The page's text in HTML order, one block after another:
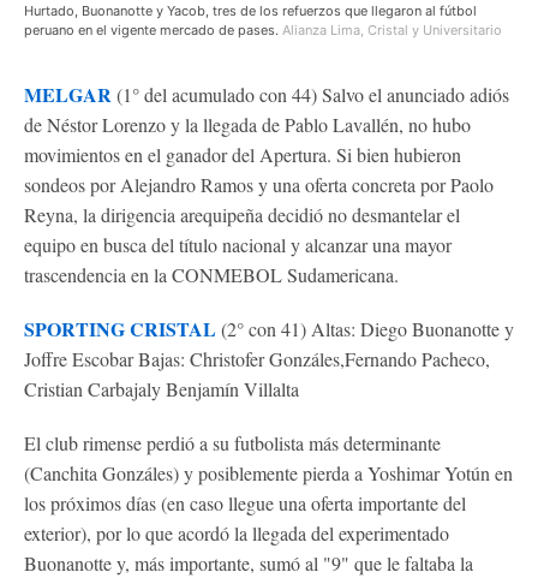
Hurtado, Buonanotte y Yacob, tres de los refuerzos que llegaron al fútbol
peruano en el vigente mercado de pases. Alianza Lima, Cristal y Universitario
MELGAR(1° del acumulado con 44) Salvo el anunciado adiós
de Néstor Lorenzo y la llegada de Pablo Lavallén, no hubo
movimientos en el ganador del Apertura. Si bien hubieron
sondeos por Alejandro Ramos y una oferta concreta por Paolo
Reyna, la dirigencia arequipeña decidió no desmantelar el
equipo en busca del título nacional y alcanzar una mayor
trascendencia en la CONMEBOL Sudamericana.
SPORTING CRISTAL(2° con 41) Altas: Diego Buonanotte y
Joffre Escobar Bajas: Christofer Gonzáles,Fernando Pacheco,
Cristian Carbajaly Benjamín Villalta
El club rimense perdió a su futbolista más determinante
(Canchita Gonzáles) y posiblemente pierda a Yoshimar Yotún en
los próximos días (en caso llegue una oferta importante del
exterior), por lo que acordó la llegada del experimentado
Buonanotte y, más importante, sumó al "9" que le faltaba la